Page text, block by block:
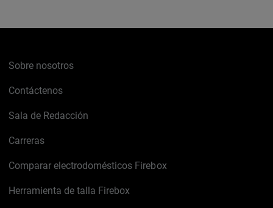
Sobre nosotros
Contáctenos
Sala de Redacción
Carreras
Comparar electrodomésticos Firebox
Herramienta de talla Firebox